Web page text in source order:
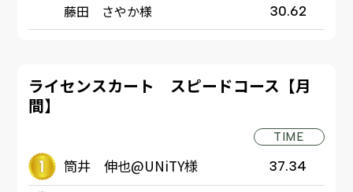
藤田 さやか様 30.62
ライセンスカート スピードコース【月
間】
TIME
筒井 伸也@UNiTY様 37.34